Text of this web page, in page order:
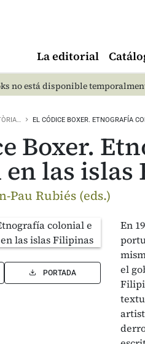
La editorial
no está disponible
EL CÓDICE BOXER. ETNOGRAFÍA
Boxer.
las islas
Pau Rubiés (eds.)
PORTADA
En
el